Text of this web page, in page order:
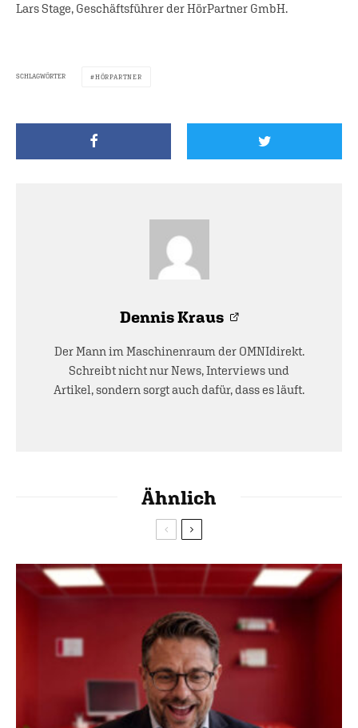
Lars Stage, Geschäftsführer der HörPartner GmbH.
SCHLAGWÖRTER HÖRPARTNER
Dennis Kraus
Der Mann im Maschinenraum der OMNIdirekt.
Schreibt nicht nur News, Interviews und
Artikel, sondern sorgt auch dafür, dass es läuft.
Ähnlich